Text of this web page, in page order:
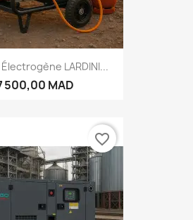
LARDINI...
500,00 MAD
favorite_border